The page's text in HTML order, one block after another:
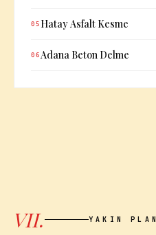
05 Hatay Asfalt Kesme
06 Adana Beton Delme
VII. YAKIN PLAN